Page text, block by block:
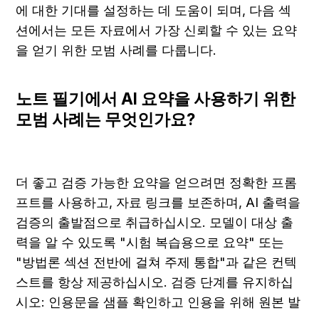
에 대한 기대를 설정하는 데 도움이 되며, 다음 섹
션에서는 모든 자료에서 가장 신뢰할 수 있는 요약
을 얻기 위한 모범 사례를 다룹니다.
노트 필기에서 AI 요약을 사용하기 위한
모범 사례는 무엇인가요?
더 좋고 검증 가능한 요약을 얻으려면 정확한 프롬
프트를 사용하고, 자료 링크를 보존하며, AI 출력을
검증의 출발점으로 취급하십시오. 모델이 대상 출
력을 알 수 있도록 "시험 복습용으로 요약" 또는
"방법론 섹션 전반에 걸쳐 주제 통합"과 같은 컨텍
스트를 항상 제공하십시오. 검증 단계를 유지하십
시오: 인용문을 샘플 확인하고 인용을 위해 원본 발